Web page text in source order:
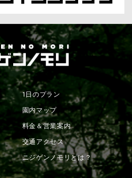
1日のプラン
園内マップ
料金＆営業案内
交通アクセス
ニジゲンノモリとは？